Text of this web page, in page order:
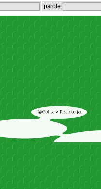
parole